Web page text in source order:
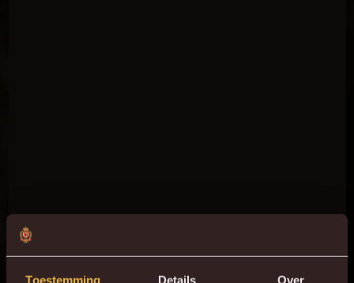
Toestemming Details Over